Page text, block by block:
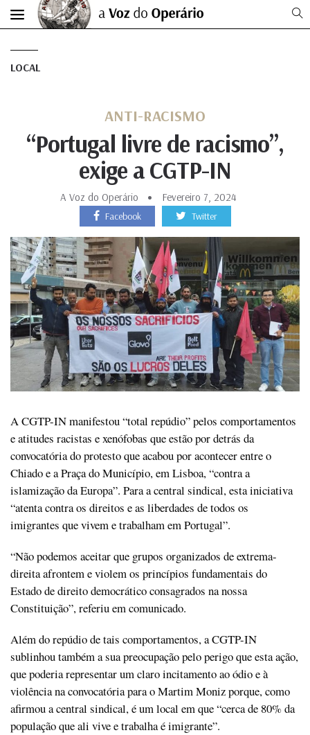
LOCAL
ANTI-RACISMO
“Portugal livre de racismo”,
exige a CGTP-IN
A Voz do Operário Fevereiro 7, 2024
Facebook Twitter
A CGTP-IN manifestou “total repúdio” pelos comportamentos
e atitudes racistas e xenófobas que estão por detrás da
convocatória do protesto que acabou por acontecer entre o
Chiado e a Praça do Município, em Lisboa, “contra a
islamização da Europa”. Para a central sindical, esta iniciativa
“atenta contra os direitos e as liberdades de todos os
imigrantes que vivem e trabalham em Portugal”.
“Não podemos aceitar que grupos organizados de extrema-
direita afrontem e violem os princípios fundamentais do
Estado de direito democrático consagrados na nossa
Constituição”, referiu em comunicado.
Além do repúdio de tais comportamentos, a CGTP-IN
sublinhou também a sua preocupação pelo perigo que esta ação,
que poderia representar um claro incitamento ao ódio e à
violência na convocatória para o Martim Moniz porque, como
afirmou a central sindical, é um local em que “cerca de 80% da
população que ali vive e trabalha é imigrante”.